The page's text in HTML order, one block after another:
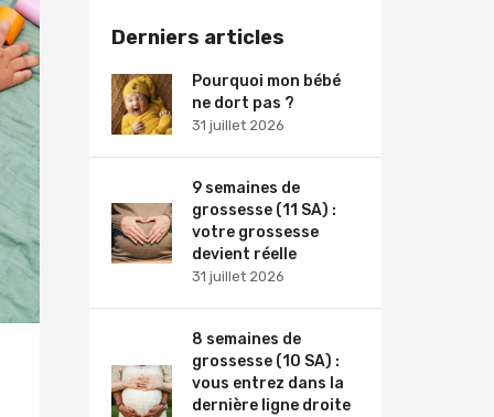
Derniers articles
Pourquoi mon bébé
ne dort pas ?
31 juillet 2026
9 semaines de
grossesse (11 SA) :
votre grossesse
devient réelle
31 juillet 2026
8 semaines de
grossesse (10 SA) :
vous entrez dans la
dernière ligne droite